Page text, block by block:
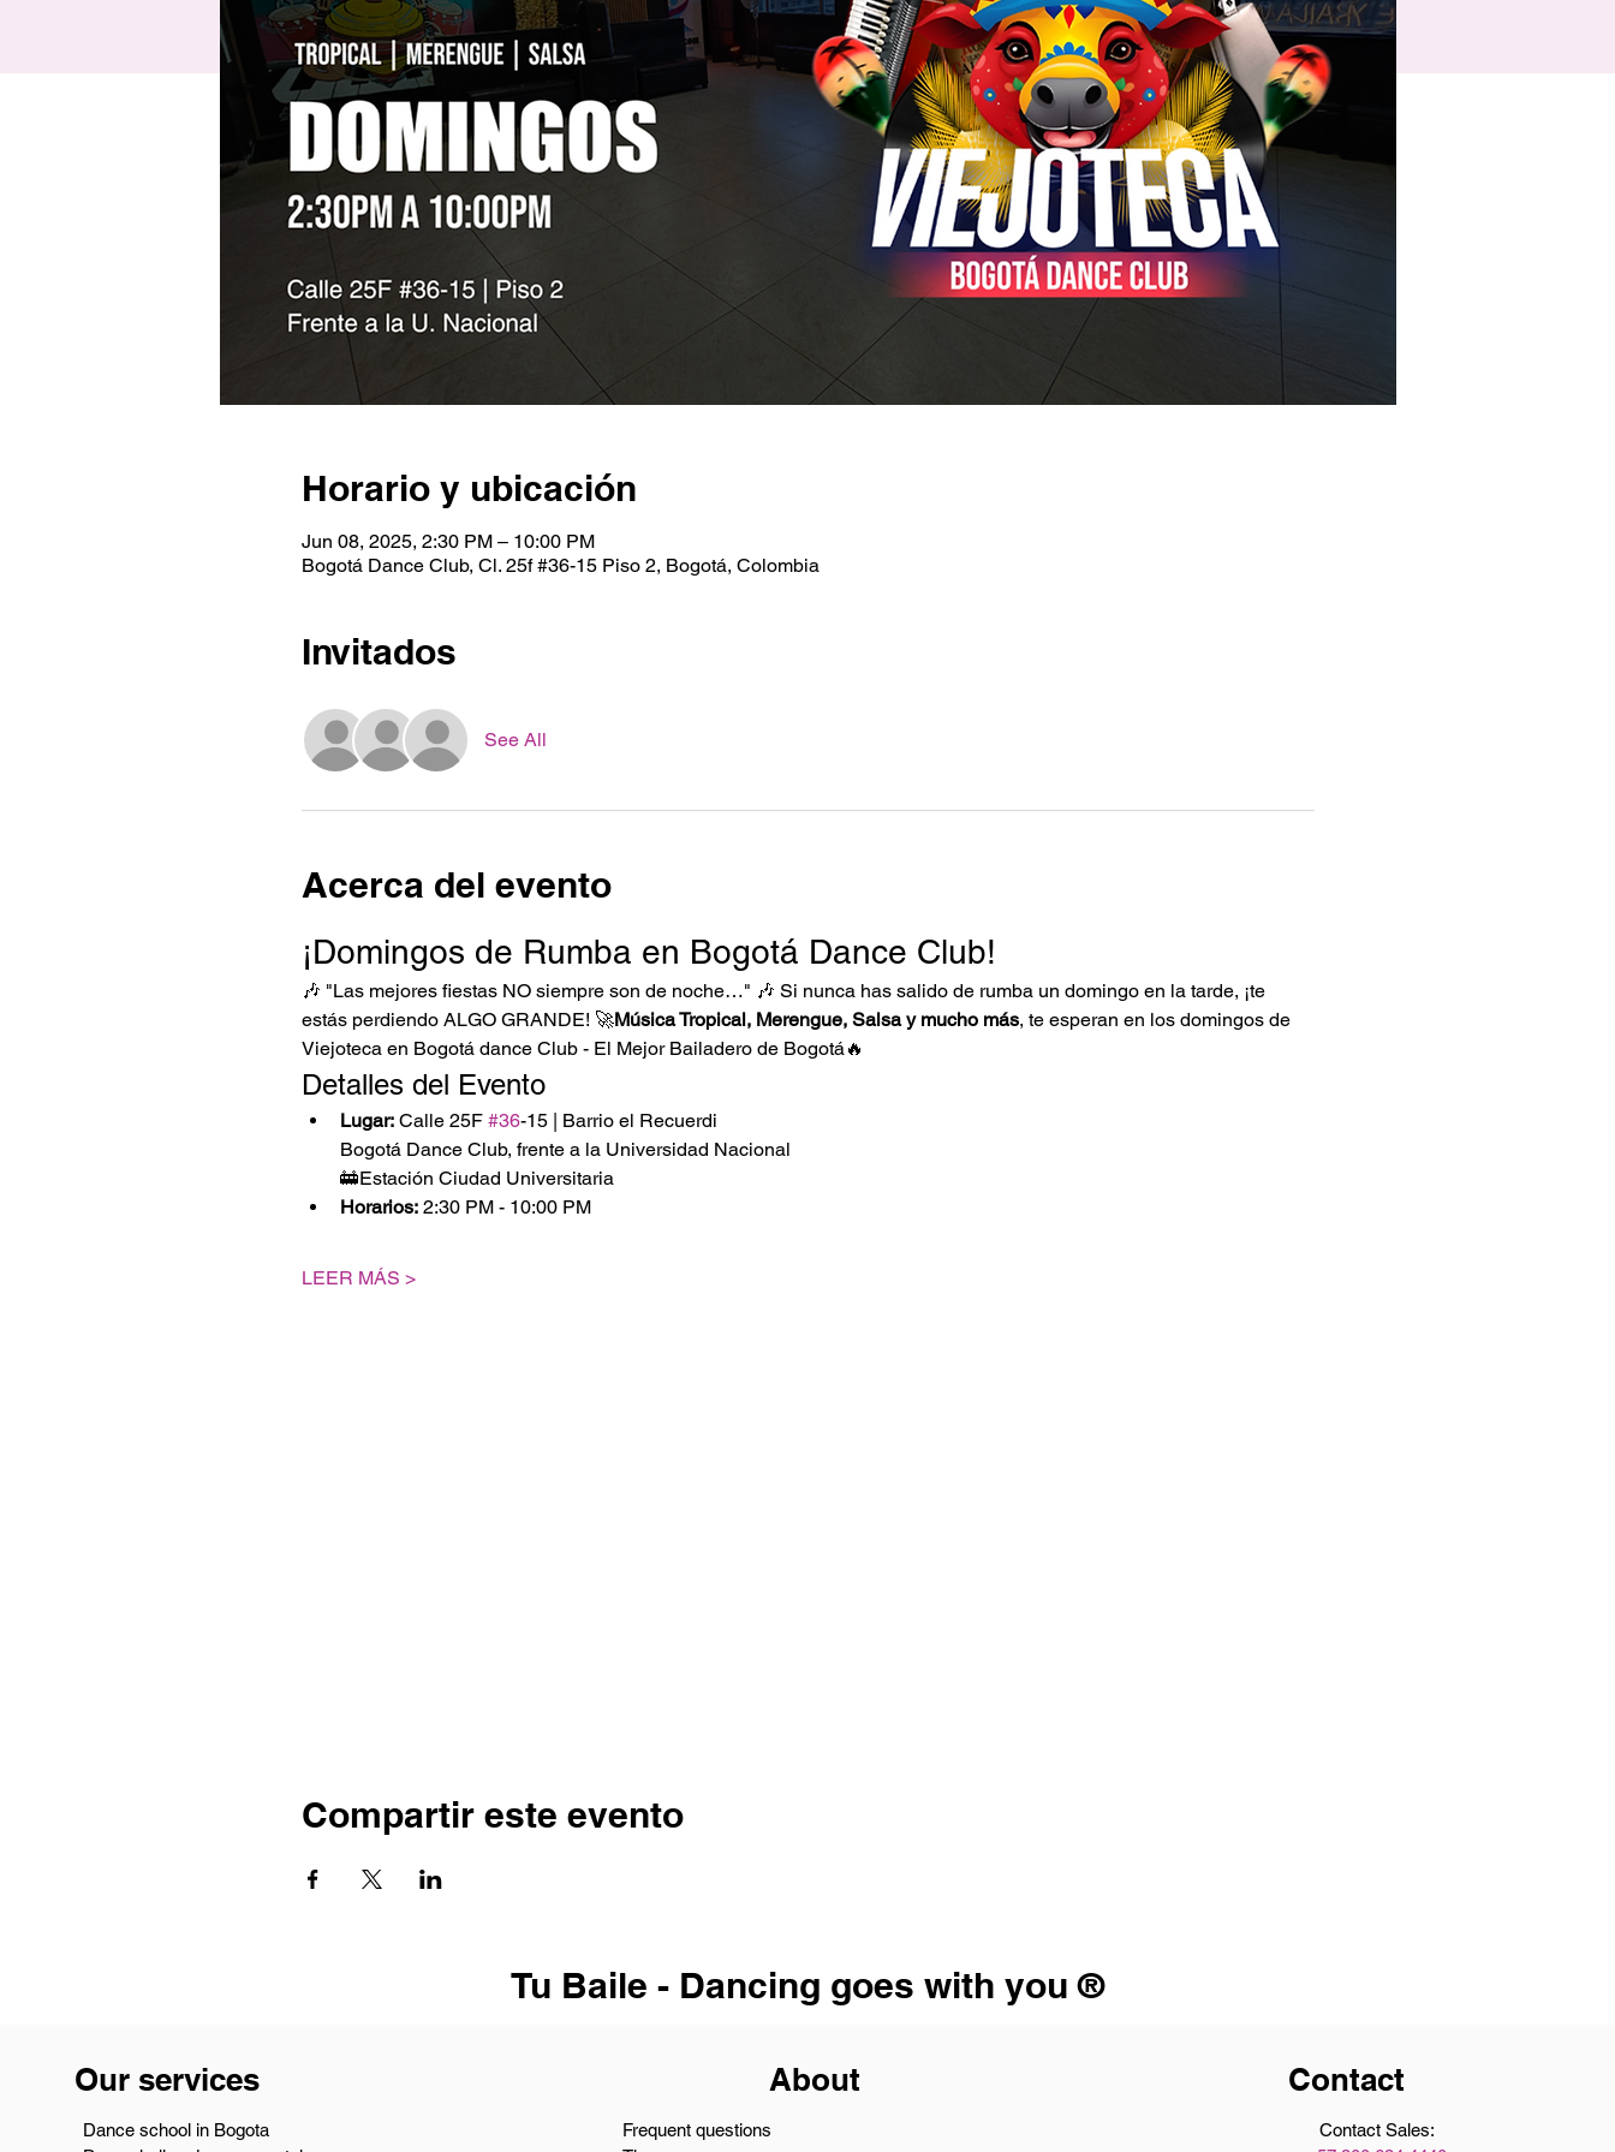
Horario y ubicación
Jun 08, 2025, 2:30 PM – 10:00 PM
Bogotá Dance Club, Cl. 25f #36-15 Piso 2, Bogotá, Colombia
Invitados
See All
Acerca del evento
¡Domingos de Rumba en Bogotá Dance Club!
🎶 "Las mejores fiestas NO siempre son de noche…" 🎶 Si nunca has salido de rumba un domingo en la tarde, ¡te
estás perdiendo ALGO GRANDE! 🚀Música Tropical, Merengue, Salsa y mucho más, te esperan en los domingos de
Viejoteca en Bogotá dance Club - El Mejor Bailadero de Bogotá🔥
Detalles del Evento
Lugar: Calle 25F #36-15 | Barrio el Recuerdi
Bogotá Dance Club, frente a la Universidad Nacional
🚋Estación Ciudad Universitaria
Horarios: 2:30 PM - 10:00 PM
LEER MÁS >
Compartir este evento
Tu Baile - Dancing goes with you ®
Our services
Dance school in Bogota
About
Frequent questions
Contact
Contact Sales: